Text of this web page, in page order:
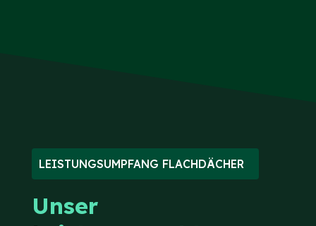
LEISTUNGSUMPFANG FLACHDÄCHER
Unser